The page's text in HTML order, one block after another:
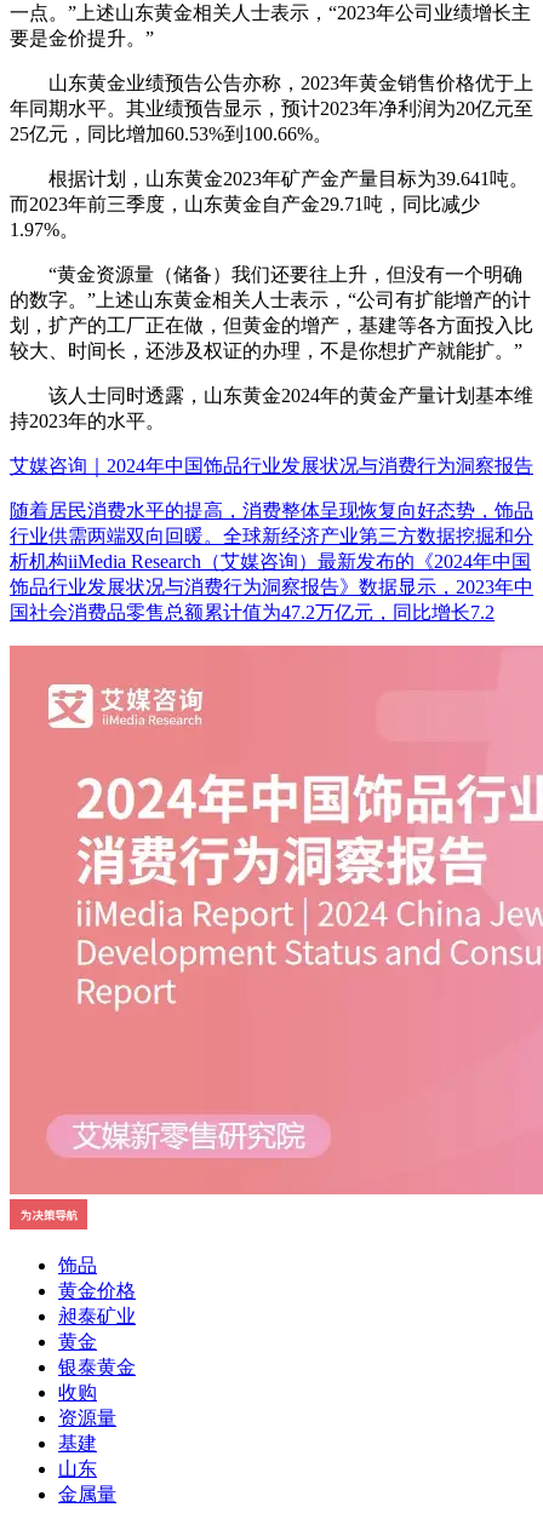
一点。”上述山东黄金相关人士表示，“2023年公司业绩增长主
要是金价提升。”
山东黄金业绩预告公告亦称，2023年黄金销售价格优于上
年同期水平。其业绩预告显示，预计2023年净利润为20亿元至
25亿元，同比增加60.53%到100.66%。
根据计划，山东黄金2023年矿产金产量目标为39.641吨。
而2023年前三季度，山东黄金自产金29.71吨，同比减少
1.97%。
“黄金资源量（储备）我们还要往上升，但没有一个明确
的数字。”上述山东黄金相关人士表示，“公司有扩能增产的计
划，扩产的工厂正在做，但黄金的增产，基建等各方面投入比
较大、时间长，还涉及权证的办理，不是你想扩产就能扩。”
该人士同时透露，山东黄金2024年的黄金产量计划基本维
持2023年的水平。
艾媒咨询｜2024年中国饰品行业发展状况与消费行为洞察报告
随着居民消费水平的提高，消费整体呈现恢复向好态势，饰品
行业供需两端双向回暖。全球新经济产业第三方数据挖掘和分
析机构iiMedia Research（艾媒咨询）最新发布的《2024年中国
饰品行业发展状况与消费行为洞察报告》数据显示，2023年中
国社会消费品零售总额累计值为47.2万亿元，同比增长7.2
饰品
黄金价格
昶泰矿业
黄金
银泰黄金
收购
资源量
基建
山东
金属量